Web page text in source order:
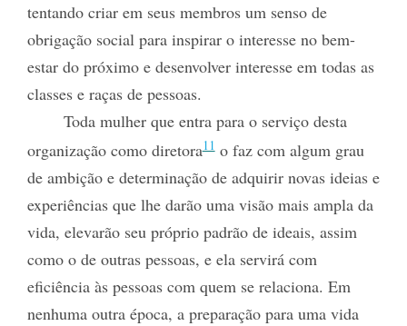
tentando criar em seus membros um senso de
obrigação social para inspirar o interesse no bem-
estar do próximo e desenvolver interesse em todas as
classes e raças de pessoas.
Toda mulher que entra para o serviço desta
organização como diretora11o faz com algum grau
de ambição e determinação de adquirir novas ideias e
experiências que lhe darão uma visão mais ampla da
vida, elevarão seu próprio padrão de ideais, assim
como o de outras pessoas, e ela servirá com
eficiência às pessoas com quem se relaciona. Em
nenhuma outra época, a preparação para uma vida